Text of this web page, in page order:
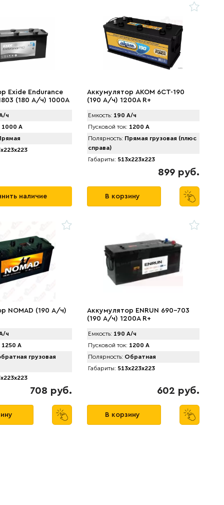
Exide Endurance
(180 А/ч) 1000А
ч
1000 А
наличие
Аккумулятор AKOM 6CT-190
(190 А/ч) 1200А R+
Емкость: 190 А/ч
Пусковой ток: 1200 А
Полярность: Прямая грузовая (плюс
справа)
Габариты: 513x223x223
899 руб.
В корзину
NOMAD (190 А/ч)
ч
1250 А
грузовая
708 руб.
Аккумулятор ENRUN 690-703
(190 А/ч) 1200A R+
Емкость: 190 А/ч
Пусковой ток: 1200 А
Полярность: Обратная
Габариты: 513x223x223
602 руб.
В корзину